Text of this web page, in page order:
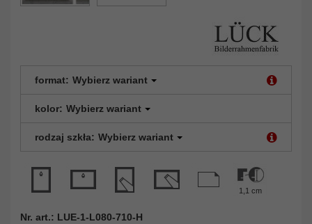
format: Wybierz wariant
kolor: Wybierz wariant
rodzaj szkła: Wybierz wariant
1,1 cm
Nr. art.: LUE-1-L080-710-H